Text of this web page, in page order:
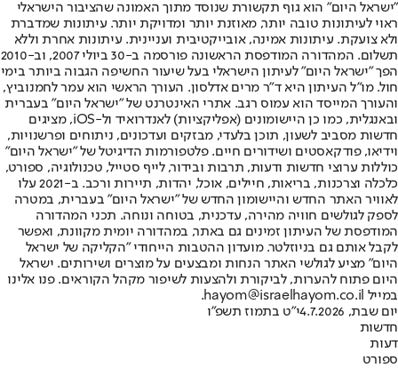
"ישראל היום" הוא גוף תקשורת שנוסד מתוך האמונה שהציבור הישראלי
ראוי לעיתונות טובה יותר, מאוזנת יותר ומדויקת יותר. עיתונות שמדברת
ולא צועקת. עיתונות אמינה, אובייקטיבית ועניינית. עיתונות אחרת וללא
תשלום. המהדורה המודפסת הראשונה פורסמה ב-30 ביולי 2007, וב-2010
הפך "ישראל היום" לעיתון הישראלי בעל שיעור החשיפה הגבוה ביותר בימי
חול. מו"ל העיתון היא ד"ר מרים אדלסון. העורך הראשי הוא עמר לחמנוביץ,
והעורך המייסד הוא עמוס רגב. אתרי האינטרנט של "ישראל היום" בעברית
ובאנגלית, כמו כן היישומונים (אפליקציות) לאנדרואיד ול-iOS, מציגים
חדשות מסביב לשעון, תוכן בלעדי, מבזקים ועדכונים, ניתוחים ופרשנויות,
וידיאו, פודקאסטים ושידורים חיים. פלטפורמות הדיגיטל של "ישראל היום"
כוללות ערוצי חדשות ודעות, תרבות ובידור, לייף סטייל, טכנולוגיה, ספורט,
כלכלה וצרכנות, בריאות, חיילים, אוכל, יהדות, תיירות ורכב. ב-2021 עלו
לאוויר האתר החדש והיישומון החדש של "ישראל היום" בעברית, במטרה
לספק לגולשים חוויה מהירה, עדכנית, בטוחה ונוחה. תכני המהדורה
המודפסת של העיתון זמינים גם באתר, במהדורה יומית מקוונת, ואפשר
לקבל אותם גם בניוזלטר. מועדון ההטבות הייחודי "הקליקה של ישראל
היום" מציע לגולשי האתר הנחות ומבצעים על מוצרים ושירותים. ישראל
היום פתוח להערות, לביקורת ולהצעות לשיפור מקהל הקוראים. פנו אלינו
במייל hayom@israelhayom.co.il.
יום שבת, 4.7.2026
י"ט בתמוז תשפ"ו
חדשות
דעות
ספורט